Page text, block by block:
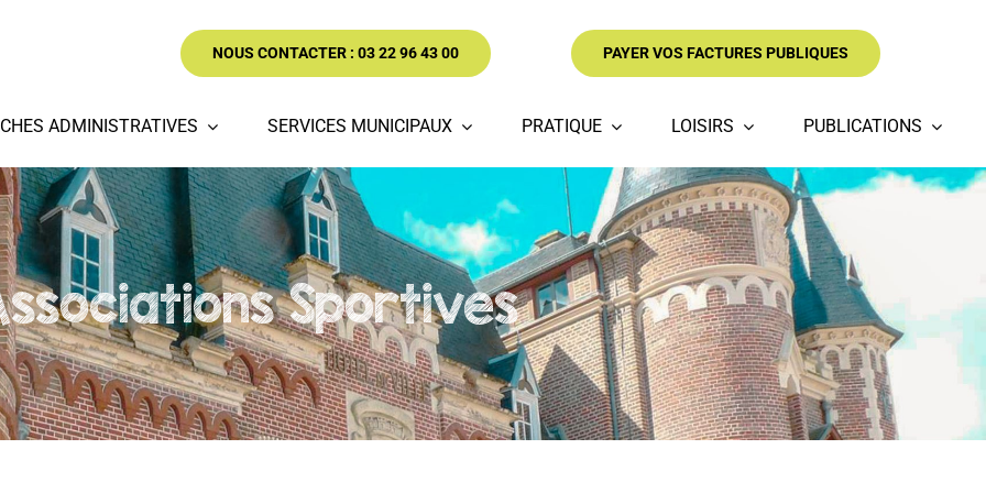
NOUS CONTACTER : 03 22 96 43 00 PAYER VOS FACTURES PUBLIQUES
ADMINISTRATIVES SERVICES MUNICIPAUX PRATIQUE LOISIRS PUBLICATIONS
Sportives